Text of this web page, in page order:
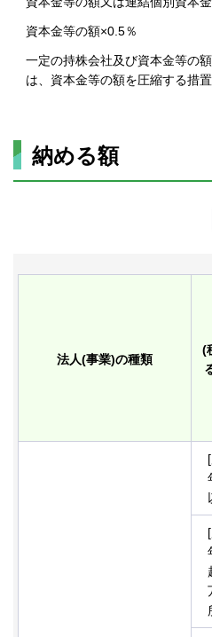
資本金等の額×0.5％
一定の持株会社及び資本金等の
は、資本金等の額を圧縮する措置
納める額
法人(事業)の種類
(